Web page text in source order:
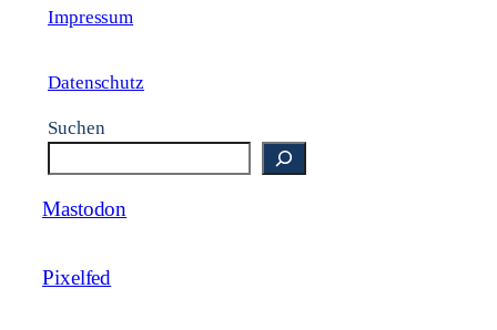
Impressum
Datenschutz
Suchen
Mastodon
Pixelfed